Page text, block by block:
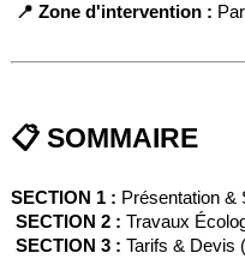
📍 Zone d'intervention :
📋 SOMMAIRE
SECTION 1 : Présentation &
SECTION 2 : Travaux
SECTION 3 : Tarifs & Devis